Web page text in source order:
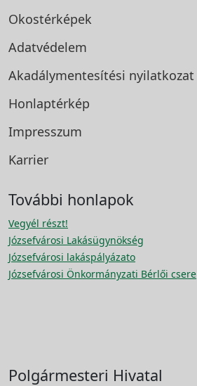
Okostérképek
Adatvédelem
Akadálymentesítési nyilatkozat
Honlaptérkép
Impresszum
Karrier
További honlapok
Vegyél részt!
Józsefvárosi Lakásügynökség
Józsefvárosi lakáspályázato
Józsefvárosi Önkormányzati Bérlői csere
Polgármesteri Hivatal